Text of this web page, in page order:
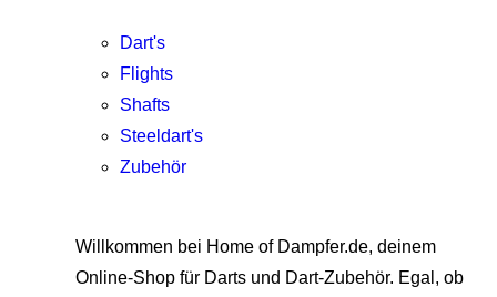
Dart's
Flights
Shafts
Steeldart's
Zubehör
Willkommen bei Home of Dampfer.de, deinem
Online-Shop für Darts und Dart-Zubehör. Egal, ob